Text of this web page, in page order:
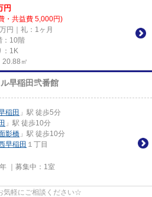
円
・共益費 5,000円)
円｜礼：1ヶ月
：10階
：1K
20.88㎡
早稲田弐番館
稲田 」駅 徒歩5分
」駅 徒歩10分
影橋 」駅 徒歩10分
早稲田 １丁目
｜募集中： 1室
気軽にご相談ください☆